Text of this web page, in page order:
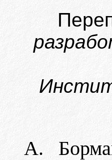
А.